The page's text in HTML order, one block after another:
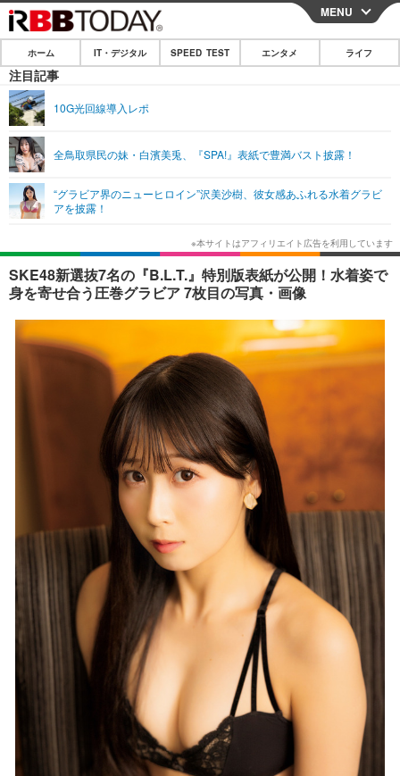
CLOSE
ホーム
IT・デジタル
ショッピング その他
SPEED TEST
エンタメ
エンタメTOP
韓国・芸能
音楽 スポーツ
ショッピング その他
ライフ
ライフTOP グルメ
ペット ショッピング
その他
リリース一覧
プッシュ通知の停止方法
MENU
ホーム IT・デジタル SPEED TEST エンタメ ライフ
注目記事
10G光回線導入レポ
全鳥取県民の妹・白濱美兎、『SPA!』表紙で豊満バスト披露！
“グラビア界のニューヒロイン”沢美沙樹、彼女感あふれる水着グラビ
アを披露！
SKE48新選抜7名の『B.L.T.』特別版表紙が公開！水着姿で
身を寄せ合う圧巻グラビア 7枚目の写真・画像